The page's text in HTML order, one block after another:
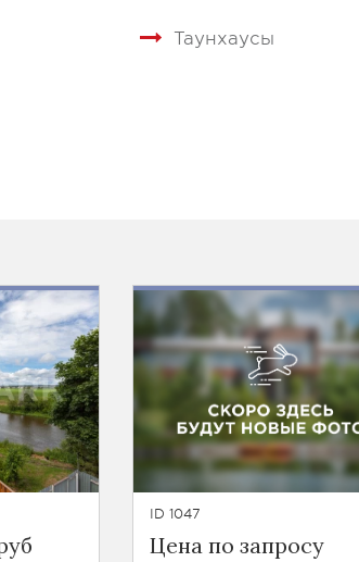
Таунхаусы
ID 1047
Цена по запросу